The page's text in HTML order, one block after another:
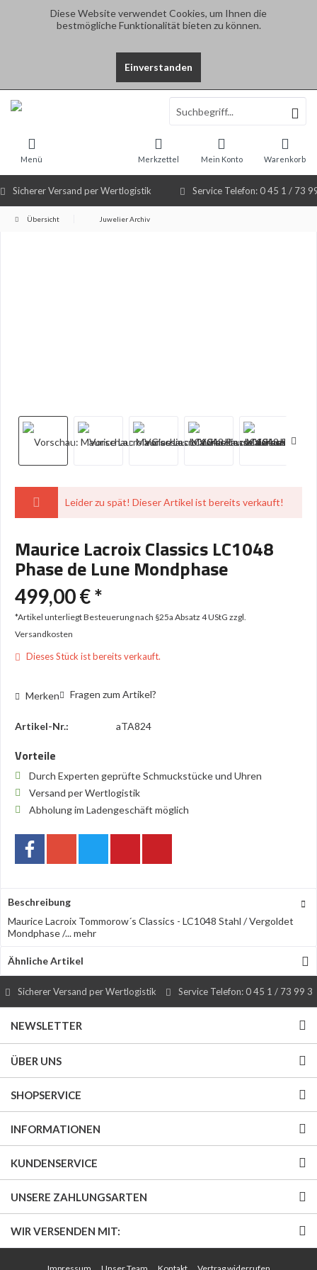
Diese Website verwendet Cookies, um Ihnen die
bestmögliche Funktionalität bieten zu können.
Einverstanden
Sicherer Versand per Wertlogistik Service Telefon: 0 45 1 / 73
Warenkorb
Merkzettel Mein Konto
Menü
Übersicht Juwelier Archiv
Leider zu spät! Dieser Artikel ist bereits verkauft!
Maurice Lacroix Classics LC1048
Phase de Lune Mondphase
499,00 € *
*Artikel unterliegt Besteuerung nach §25a Absatz 4 UStG zzgl.
Versandkosten
Dieses Stück ist bereits verkauft.
Merken Fragen zum Artikel?
Artikel-Nr.: aTA824
Vorteile
Durch Experten geprüfte Schmuckstücke und Uhren
Versand per Wertlogistik
Abholung im Ladengeschäft möglich
Beschreibung
Maurice Lacroix Tommorow´s Classics - LC1048 Stahl / Vergoldet
Mondphase /...mehr
Ähnliche Artikel
Sicherer Versand per Wertlogistik Service Telefon: 0 45 1 / 73 99 3
NEWSLETTER
ÜBER UNS
SHOPSERVICE
INFORMATIONEN
KUNDENSERVICE
UNSERE ZAHLUNGSARTEN
WIR VERSENDEN MIT: